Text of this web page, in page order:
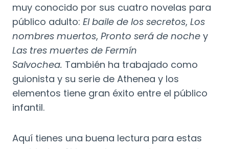
muy conocido por sus cuatro novelas para
público adulto: El baile de los secretos, Los
nombres muertos, Pronto será de noche y
Las tres muertes de Fermín
Salvochea. También ha trabajado como
guionista y su serie de Athenea y los
elementos tiene gran éxito entre el público
infantil.
Aquí tienes una buena lectura para estas